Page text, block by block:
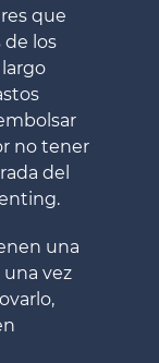
que
de los
no tener
del
una
vez